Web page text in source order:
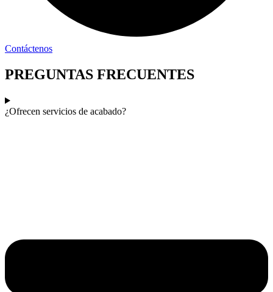
Contáctenos
PREGUNTAS FRECUENTES
¿Ofrecen servicios de acabado?